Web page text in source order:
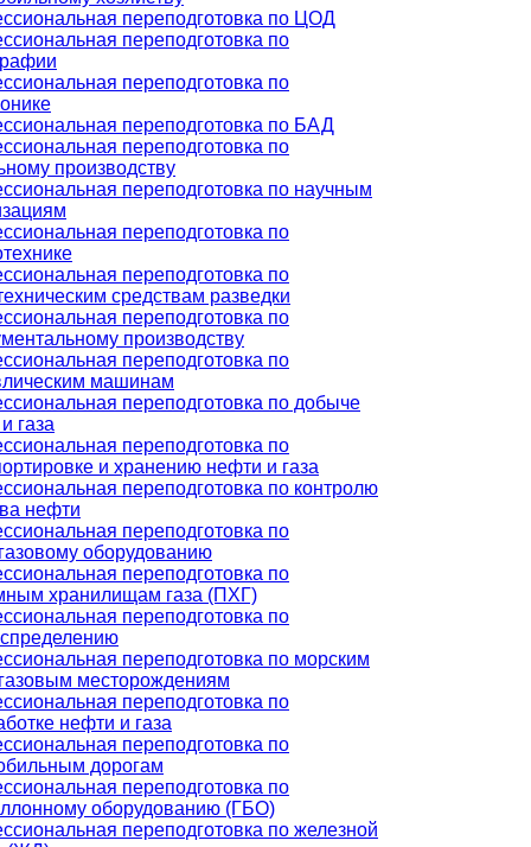
переподготовка по ЦОД
переподготовка по
переподготовка по
переподготовка по БАД
переподготовка по
производству
переподготовка по научным
переподготовка по
переподготовка по
средствам разведки
переподготовка по
производству
переподготовка по
машинам
переподготовка по добыче
газа
переподготовка по
и хранению нефти и газа
переподготовка по контролю
нефти
переподготовка по
оборудованию
переподготовка по
хранилищам газа (ПХГ)
переподготовка по
переподготовка по морским
месторождениям
переподготовка по
нефти и газа
переподготовка по
дорогам
переподготовка по
оборудованию (ГБО)
переподготовка по железной